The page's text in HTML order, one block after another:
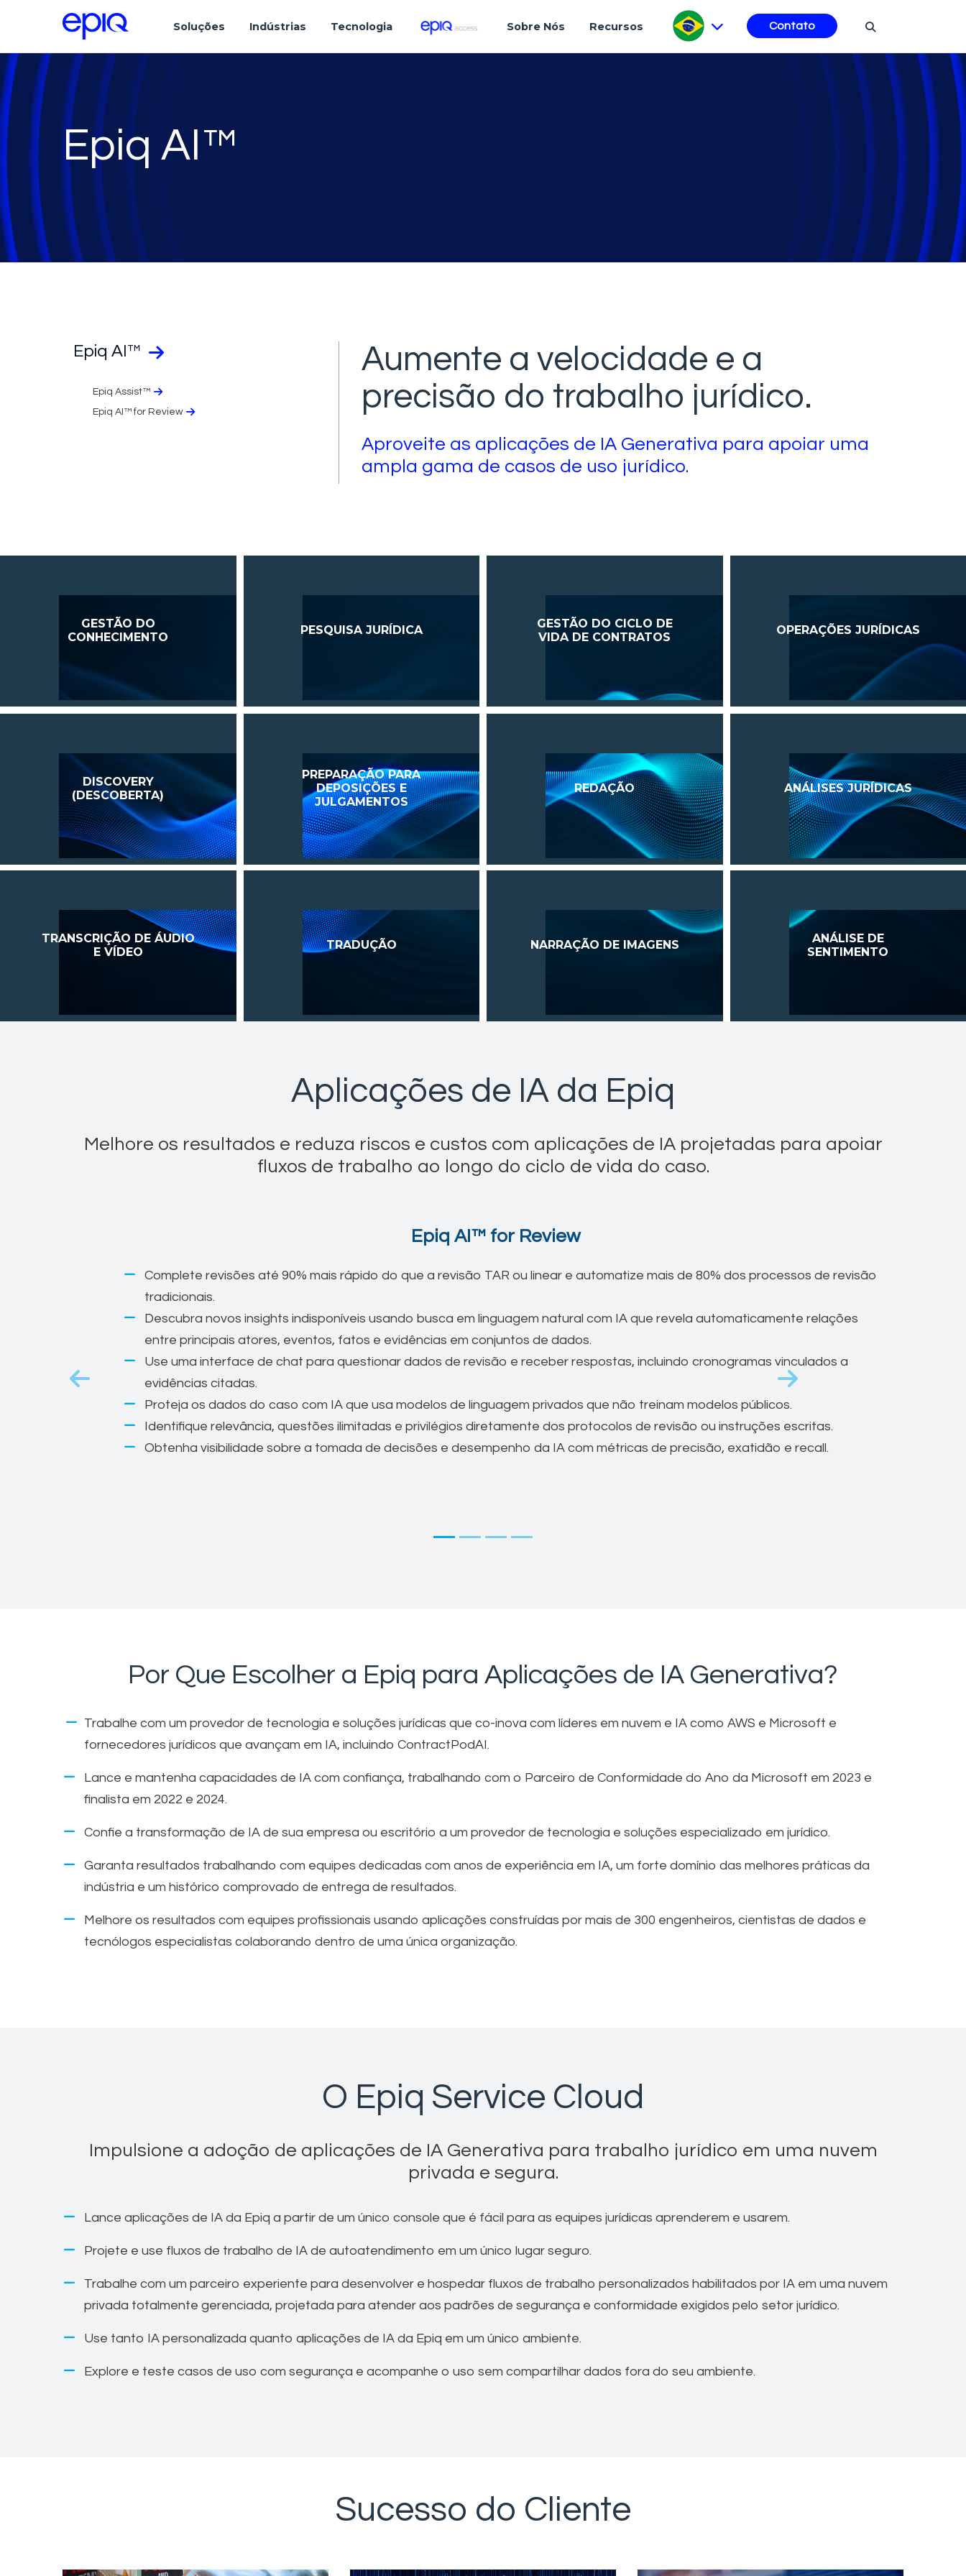
Soluções Indústrias Tecnologia Sobre Nós Recursos Contato
Epiq AI™
Epiq AI™
Epiq Assist™
Epiq AI™ for Review
Aumente a velocidade e a
precisão do trabalho jurídico.
Aproveite as aplicações de IA Generativa para apoiar uma
ampla gama de casos de uso jurídico.
GESTÃO DO
CONHECIMENTO
PESQUISA JURÍDICA
GESTÃO DO CICLO DE
VIDA DE CONTRATOS
OPERAÇÕES JURÍDICAS
DISCOVERY
(DESCOBERTA)
PREPARAÇÃO PARA
DEPOSIÇÕES E
JULGAMENTOS
REDAÇÃO ANÁLISES JURÍDICAS
TRANSCRIÇÃO DE ÁUDIO
E VÍDEO
TRADUÇÃO NARRAÇÃO DE IMAGENS
ANÁLISE DE
SENTIMENTO
Aplicações de IA da Epiq
Melhore os resultados e reduza riscos e custos com aplicações de IA projetadas para apoiar
fluxos de trabalho ao longo do ciclo de vida do caso.
Epiq AI™ for Review
Complete revisões até 90% mais rápido do que a revisão TAR ou linear e automatize mais de 80% dos processos de revisão
tradicionais.
Descubra novos insights indisponíveis usando busca em linguagem natural com IA que revela automaticamente relações
entre principais atores, eventos, fatos e evidências em conjuntos de dados.
Use uma interface de chat para questionar dados de revisão e receber respostas, incluindo cronogramas vinculados a
evidências citadas.
Proteja os dados do caso com IA que usa modelos de linguagem privados que não treinam modelos públicos.
Identifique relevância, questões ilimitadas e privilégios diretamente dos protocolos de revisão ou instruções escritas.
Obtenha visibilidade sobre a tomada de decisões e desempenho da IA com métricas de precisão, exatidão e recall.
Por Que Escolher a Epiq para Aplicações de IA Generativa?
Trabalhe com um provedor de tecnologia e soluções jurídicas que co-inova com líderes em nuvem e IA como AWS e Microsoft e
fornecedores jurídicos que avançam em IA, incluindo ContractPodAI.
Lance e mantenha capacidades de IA com confiança, trabalhando com o Parceiro de Conformidade do Ano da Microsoft em 2023 e
finalista em 2022 e 2024.
Confie a transformação de IA de sua empresa ou escritório a um provedor de tecnologia e soluções especializado em jurídico.
Garanta resultados trabalhando com equipes dedicadas com anos de experiência em IA, um forte domínio das melhores práticas da
indústria e um histórico comprovado de entrega de resultados.
Melhore os resultados com equipes profissionais usando aplicações construídas por mais de 300 engenheiros, cientistas de dados e
tecnólogos especialistas colaborando dentro de uma única organização.
O Epiq Service Cloud
Impulsione a adoção de aplicações de IA Generativa para trabalho jurídico em uma nuvem
privada e segura.
Lance aplicações de IA da Epiq a partir de um único console que é fácil para as equipes jurídicas aprenderem e usarem.
Projete e use fluxos de trabalho de IA de autoatendimento em um único lugar seguro.
Trabalhe com um parceiro experiente para desenvolver e hospedar fluxos de trabalho personalizados habilitados por IA em uma nuvem
privada totalmente gerenciada, projetada para atender aos padrões de segurança e conformidade exigidos pelo setor jurídico.
Use tanto IA personalizada quanto aplicações de IA da Epiq em um único ambiente.
Explore e teste casos de uso com segurança e acompanhe o uso sem compartilhar dados fora do seu ambiente.
Sucesso do Cliente